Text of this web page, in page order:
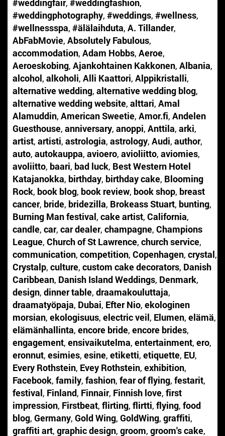
#weddingphotography, #weddings, #wellness,
#wellnessspa, #älälaihduta, A. Tillander,
AbFabMovie, Absolutely Fabulous,
accommodation, Adam Hobbs, Aeroe,
Aeroeskobing, Ajankohtainen Kakkonen, Albania,
alcohol, alkoholi, Alli Kaattori, Alppikristalli,
alternative wedding, alternative wedding blog,
alternative wedding website, alttari, Amal
Alamuddin, American Sweetie, Amor.fi, Andelen
Guesthouse, anniversary, anoppi, Anttila, arki,
artist, artisti, astrologia, astrology, Audi, author,
auto, autokauppa, avioero, avioliitto, aviomies,
avoliitto, baari, bad luck, Best Western Hotel
Katajanokka, birthday, birthday cake, Blooming
Rock, book blog, book review, book shop, breast
cancer, bride, bridezilla, Brokeass Stuart, bunting,
Burning Man festival, cake artist, California,
candle, car, car dealer, champagne, Champions
League, Church of St Lawrence, church service,
communication, competition, Copenhagen, crystal,
Crystalp, culture, custom cake decorators, Danish
Caribbean, Danish Island Weddings, Denmark,
design, dinner table, draamakouluttaja,
draamatyöpaja, Dubai, Efter Nio, ekologinen
morsian, ekologisuus, electric veil, Elumen, elämä,
elämänhallinta, encore bride, encore brides,
engagement, ensivaikutelma, entertainment, ero,
eronnut, esimies, esine, etiketti, etiquette, EU,
Every Rothstein, Evey Rothstein, exhibition,
Facebook, family, fashion, fear of flying, festarit,
festival, Finland, Finnair, Finnish love, first
impression, Firstbeat, flirting, flirtti, flying, food
blog, Germany, Gold Wing, GoldWing, graffiti,
graffiti art, graphic design, groom, groom's cake,